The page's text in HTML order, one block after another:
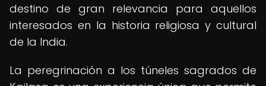
destino de gran relevancia para aquellos
interesados en la historia religiosa y cultural
de la India.
La peregrinación a los túneles sagrados de